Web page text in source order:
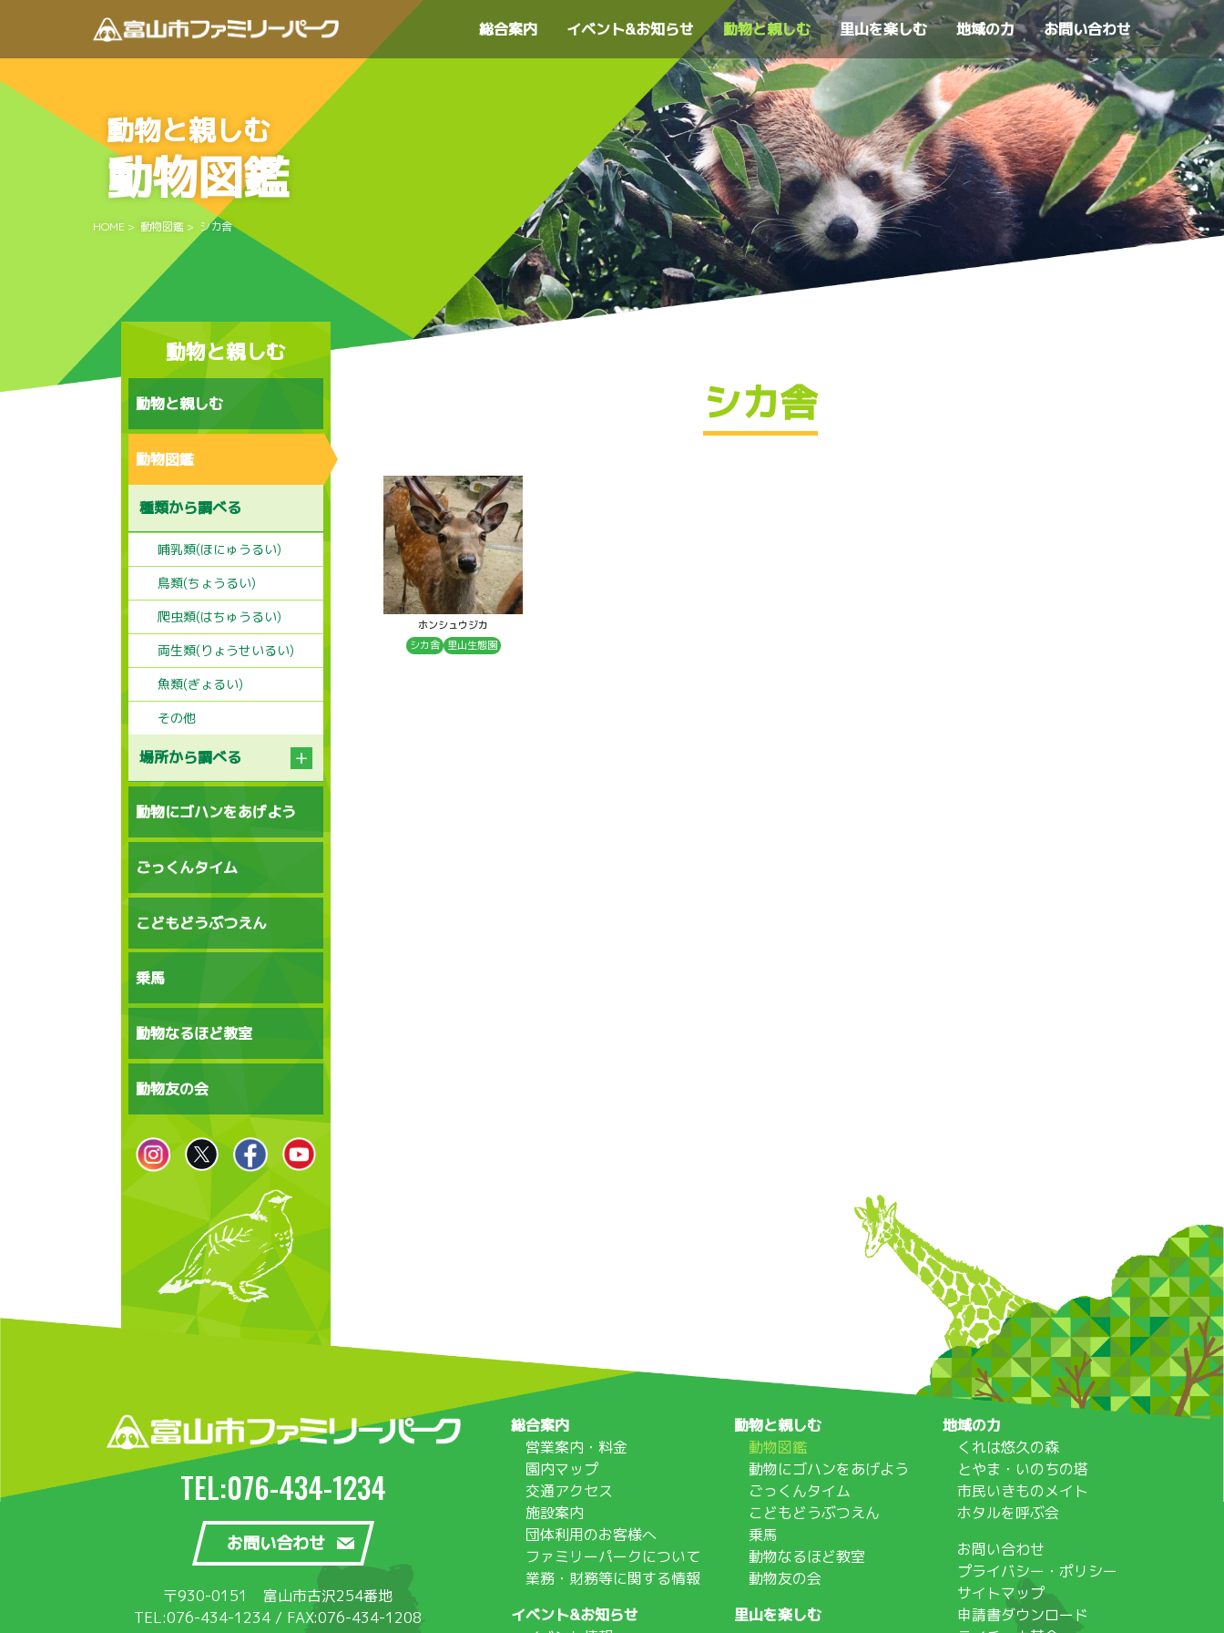
総合案内 イベント&お知らせ 動物と親しむ 里山を楽しむ 地域の力 お問い合わせ
動物と親しむ
動物図鑑
HOME > 動物図鑑 > シカ舎
シカ舎
ホンシュウジカ
シカ舎 里山生態園
動物と親しむ
動物と親しむ
動物図鑑
種類から調べる
哺乳類(ほにゅうるい)
鳥類(ちょうるい)
爬虫類(はちゅうるい)
両生類(りょうせいるい)
魚類(ぎょるい)
その他
場所から調べる
動物にゴハンをあげよう
ごっくんタイム
こどもどうぶつえん
乗馬
動物なるほど教室
動物友の会
TEL:076-434-1234
お問い合わせ
〒930-0151
富山市古沢254番地
TEL:076-434-1234 / FAX:076-434-1208
総合案内
営業案内・料金
園内マップ
交通アクセス
施設案内
団体利用のお客様へ
ファミリーパークについて
業務・財務等に関する情報
イベント&お知らせ
動物と親しむ
動物図鑑
動物にゴハンをあげよう
ごっくんタイム
こどもどうぶつえん
乗馬
動物なるほど教室
動物友の会
里山を楽しむ
地域の力
くれは悠久の森
とやま・いのちの塔
市民いきものメイト
ホタルを呼ぶ会
お問い合わせ
プライバシー・ポリシー
サイトマップ
申請書ダウンロード